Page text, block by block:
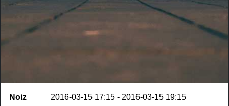
Noiz 2016-03-15 17:15 - 2016-03-15 19:15